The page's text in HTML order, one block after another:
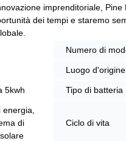
imprenditoriale,
dei tempi e staremo
Numero di
Luogo d'origine
5kwh Tipo di batteria
di
Ciclo di vita